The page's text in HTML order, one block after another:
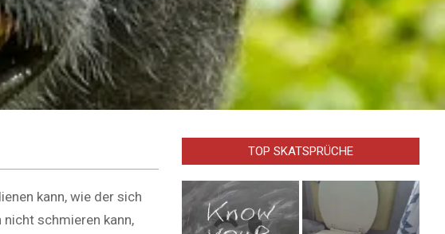
kann, wie der sich
schmieren kann,
TOP SKATSPRÜCHE